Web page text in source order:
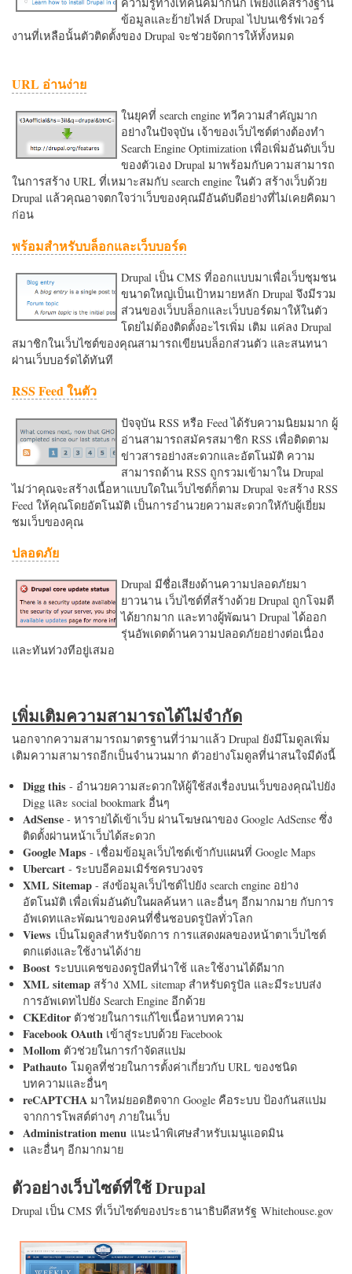
ความรู้ทางเทคนิคมากนัก เพียงแค่สร้างฐาน
ข้อมูลและย้ายไฟล์ Drupal ไปบนเซิร์ฟเวอร์
งานที่เหลือนั้นตัวติดตั้งของ Drupal จะช่วยจัดการให้ทั้งหมด
URL อ่านง่าย
ในยุคที่ search engine ทวีความสำคัญมาก
อย่างในปัจจุบัน เจ้าของเว็บไซต์ต่างต้องทำ
Search Engine Optimization เพื่อเพิ่มอันดับเว็บ
ของตัวเอง Drupal มาพร้อมกับความสามารถ
ในการสร้าง URL ที่เหมาะสมกับ search engine ในตัว สร้างเว็บด้วย
Drupal แล้วคุณอาจตกใจว่าเว็บของคุณมีอันดับดีอย่างที่ไม่เคยคิดมา
ก่อน
พร้อมสำหรับบล็อกและเว็บบอร์ด
Drupal เป็น CMS ที่ออกแบบมาเพื่อเว็บชุมชน
ขนาดใหญ่เป็นเป้าหมายหลัก Drupal จึงมีรวม
ส่วนของเว็บบล็อกและเว็บบอร์ดมาให้ในตัว
โดยไม่ต้องติดตั้งอะไรเพิ่ม เติม แค่ลง Drupal
สมาชิกในเว็บไซต์ของคุณสามารถเขียนบล็อกส่วนตัว และสนทนา
ผ่านเว็บบอร์ดได้ทันที
RSS Feed ในตัว
ปัจจุบัน RSS หรือ Feed ได้รับความนิยมมาก ผู้
อ่านสามารถสมัครสมาชิก RSS เพื่อติดตาม
ข่าวสารอย่างสะดวกและอัตโนมัติ ความ
สามารถด้าน RSS ถูกรวมเข้ามาใน Drupal
ไม่ว่าคุณจะสร้างเนื้อหาแบบใดในเว็บไซต์ก็ตาม Drupal จะสร้าง RSS
Feed ให้คุณโดยอัตโนมัติ เป็นการอำนวยความสะดวกใหักับผู้เยี่ยม
ชมเว็บของคุณ
ปลอดภัย
Drupal มีชื่อเสียงด้านความปลอดภัยมา
ยาวนาน เว็บไซต์ที่สร้างด้วย Drupal ถูกโจมตี
ได้ยากมาก และทางผู้พัฒนา Drupal ได้ออก
รุ่นอัพเดตด้านความปลอดภัยอย่างต่อเนื่อง
และทันท่วงทีอยู่เสมอ
เพิ่มเติมความสามารถได้ไม่จำกัด
นอกจากความสามารถมาตรฐานที่ว่ามาแล้ว Drupal ยังมีโมดูลเพิ่ม
เติมความสามารถอีกเป็นจำนวนมาก ตัวอย่างโมดูลที่น่าสนใจมีดังนี้
Digg this - อำนวยความสะดวกให้ผู้ใช้ส่งเรื่องบนเว็บของคุณไปยัง
Digg และ social bookmark อื่นๆ
AdSense - หารายได้เข้าเว็บ ผ่านโฆษณาของ Google AdSense ซึ่ง
ติดตั้งผ่านหน้าเว็บได้สะดวก
Google Maps - เชื่อมข้อมูลเว็บไซต์เข้ากับแผนที่ Google Maps
Ubercart - ระบบอีคอมเมิร์ซครบวงจร
XML Sitemap - ส่งข้อมูลเว็บไซต์ไปยัง search engine อย่าง
อัตโนมัติ เพื่อเพิ่มอันดับในผลค้นหา และอื่นๆ อีกมากมาย กับการ
อัพเดทและพัฒนาของคนที่ชื่นชอบดรูปัลทั่วโลก
Views เป็นโมดูลสำหรับจัดการ การแสดงผลของหน้าตาเว็บไซต์
ตกแต่งและใช้งานได้ง่าย
Boost ระบบแคชของดรูปัลที่น่าใช้ และใช้งานได้ดีมาก
XML sitemap สร้าง XML sitemap สำหรับดรูปัล และมีระบบส่ง
การอัพเดทไปยัง Search Engine อีกด้วย
CKEditorตัวช่วยในการแก้ไขเนื้อหาบทความ
Facebook OAuth เข้าสู่ระบบด้วย Facebook
Mollom ตัวช่วยในการกำจัดสแปม
Pathauto โมดูลที่ช่วยในการตั้งค่าเกี่ยวกับ URL ของชนิด
บทความและอื่นๆ
reCAPTCHA มาใหม่ยอดฮิตจาก Google คือระบบ ป้องกันสแปม
จากการโพสต์ต่างๆ ภายในเว็บ
Administration menu แนะนำพิเศษสำหรับเมนูแอดมิน
และอื่นๆ อีกมากมาย
ตัวอย่างเว็บไซต์ที่ใช้ Drupal
Drupal เป็น CMS ที่เว็บไซต์ของประธานาธิบดีสหรัฐ Whitehouse.gov